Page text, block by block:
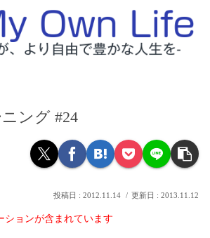
ング #24
2012.11.14 2013.11.12
ョンが含まれています